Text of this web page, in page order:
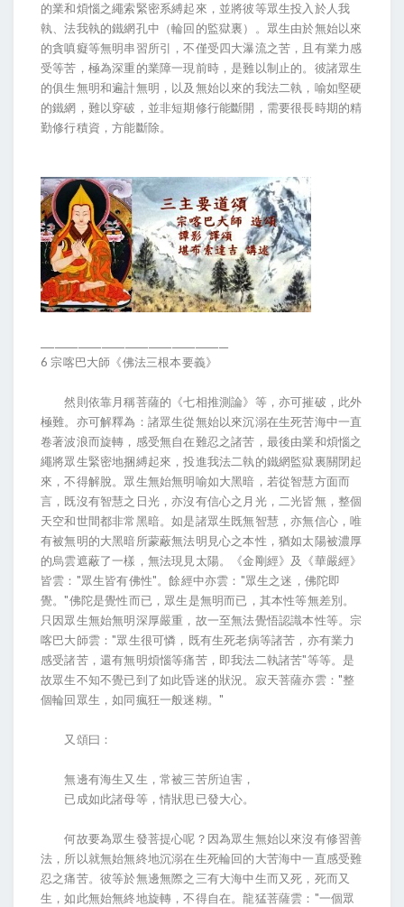
的業和煩惱之繩索緊密系縛起來，並將彼等眾生投入於人我
執、法我執的鐵網孔中（輪回的監獄裏）。眾生由於無始以來
的貪嗔癡等無明串習所引，不僅受四大瀑流之苦，且有業力感
受等苦，極為深重的業障一現前時，是難以制止的。彼諸眾生
的俱生無明和遍計無明，以及無始以來的我法二執，喻如堅硬
的鐵網，難以穿破，並非短期修行能斷開，需要很長時期的精
勤修行積資，方能斷除。
6 宗喀巴大師《佛法三根本要義》
然則依靠月稱菩薩的《七相推測論》等，亦可摧破，此外
極難。亦可解釋為：諸眾生從無始以來沉溺在生死苦海中一直
卷著波浪而旋轉，感受無自在難忍之諸苦，最後由業和煩惱之
繩將眾生緊密地捆縛起來，投進我法二執的鐵網監獄裏關閉起
來，不得解脫。眾生無始無明喻如大黑暗，若從智慧方面而
言，既沒有智慧之日光，亦沒有信心之月光，二光皆無，整個
天空和世間都非常黑暗。如是諸眾生既無智慧，亦無信心，唯
有被無明的大黑暗所蒙蔽無法明見心之本性，猶如太陽被濃厚
的烏雲遮蔽了一樣，無法現見太陽。《金剛經》及《華嚴經》
皆雲："眾生皆有佛性"。餘經中亦雲："眾生之迷，佛陀即
覺。"佛陀是覺性而已，眾生是無明而已，其本性等無差別。
只因眾生無始無明深厚嚴重，故一至無法覺悟認識本性等。宗
喀巴大師雲："眾生很可憐，既有生死老病等諸苦，亦有業力
感受諸苦，還有無明煩惱等痛苦，即我法二執諸苦"等等。是
故眾生不知不覺已到了如此昏迷的狀況。寂天菩薩亦雲："整
個輪回眾生，如同瘋狂一般迷糊。"
又頌曰：
無邊有海生又生，常被三苦所迫害，
已成如此諸母等，情狀思已發大心。
何故要為眾生發菩提心呢？因為眾生無始以來沒有修習善
法，所以就無始無終地沉溺在生死輪回的大苦海中一直感受難
忍之痛苦。彼等於無邊無際之三有大海中生而又死，死而又
生，如此無始無終地旋轉，不得自在。龍猛菩薩雲："一個眾